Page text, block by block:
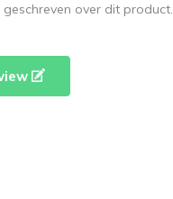
over dit product.